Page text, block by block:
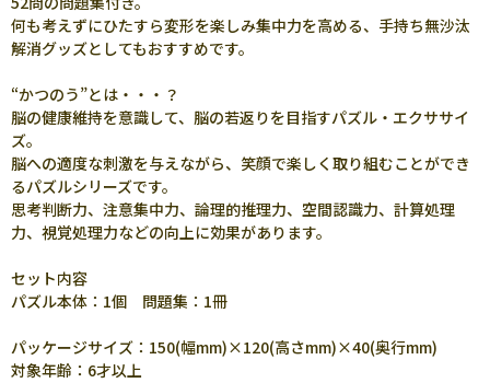
何も考えずにひたすら変形を楽しみ集中力を高める、手持ち無沙汰
解消グッズとしてもおすすめです。
“かつのう”とは・・・？
脳の健康維持を意識して、脳の若返りを目指すパズル・エクササイ
ズ。
脳への適度な刺激を与えながら、笑顔で楽しく取り組むことができ
るパズルシリーズです。
思考判断力、注意集中力、論理的推理力、空間認識力、計算処理
力、視覚処理力などの向上に効果があります。
セット内容
パズル本体：1個 問題集：1冊
パッケージサイズ：150(幅mm)×120(高さmm)×40(奥行mm)
対象年齢：6才以上